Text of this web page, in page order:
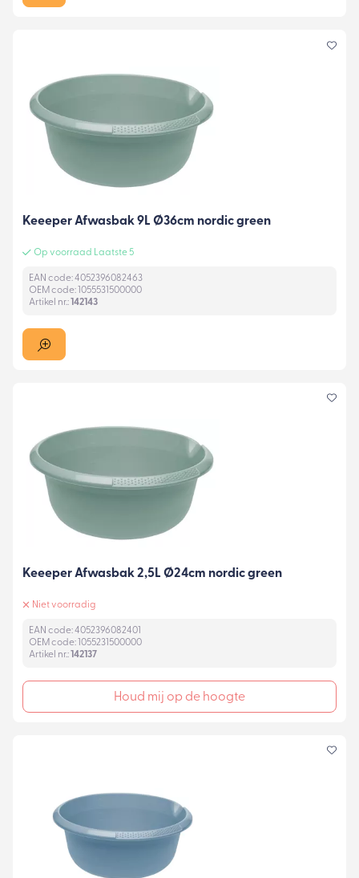
Keeeper Afwasbak 9L Ø36cm nordic green
Op voorraad Laatste 5
EAN code: 4052396082463
OEM code: 1055531500000
Artikel nr.:142143
Keeeper Afwasbak 2,5L Ø24cm nordic green
Niet voorradig
EAN code: 4052396082401
OEM code: 1055231500000
Artikel nr.: 142137
Houd mij op de hoogte